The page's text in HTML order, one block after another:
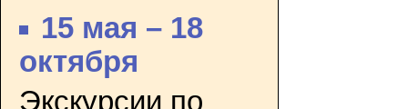
15 мая – 18
октября
Экскурсии по